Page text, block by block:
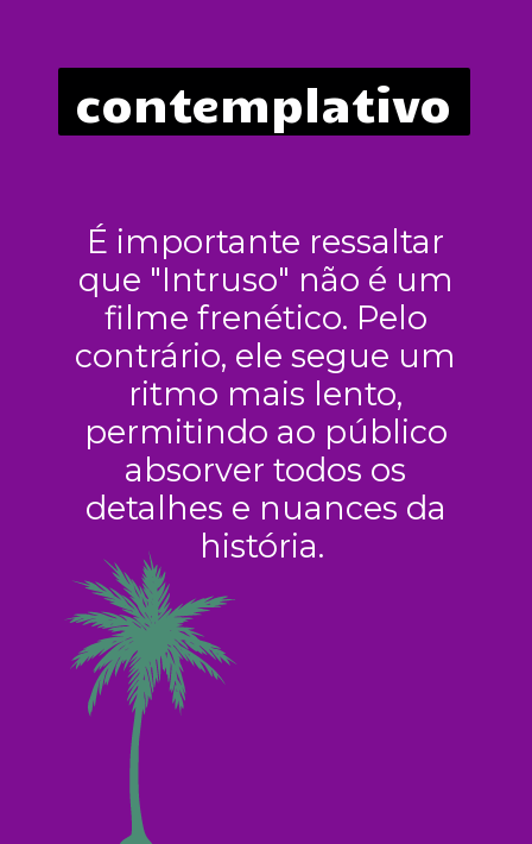
É importante ressaltar
que "Intruso" não é um
filme frenético. Pelo
contrário, ele segue um
ritmo mais lento,
permitindo ao público
absorver todos os
detalhes e nuances da
história.
contemplativo